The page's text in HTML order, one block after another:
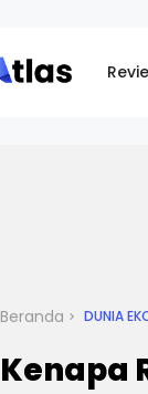
Beranda DUNIA
Kenapa